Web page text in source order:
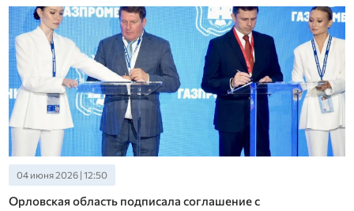
04 июня 2026 | 12:50
Орловская область подписала соглашение с